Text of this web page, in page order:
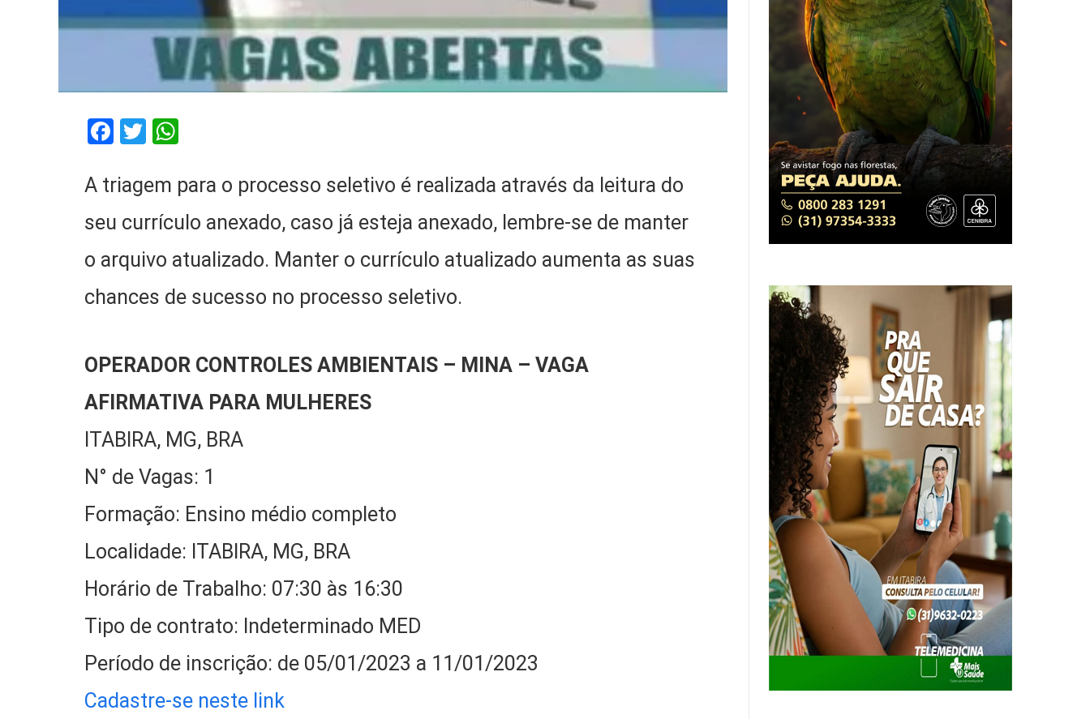
Facebook
Twitter
A triagem para o processo seletivo é realizada através da leitura do
seu currículo anexado, caso já esteja anexado, lembre-se de manter
o arquivo atualizado. Manter o currículo atualizado aumenta as suas
chances de sucesso no processo seletivo.
OPERADOR CONTROLES AMBIENTAIS – MINA – VAGA
AFIRMATIVA PARA MULHERES
ITABIRA, MG, BRA
N° de Vagas: 1
Formação: Ensino médio completo
Localidade: ITABIRA, MG, BRA
Horário de Trabalho: 07:30 às 16:30
Tipo de contrato: Indeterminado MED
Período de inscrição: de 05/01/2023 a 11/01/2023
Cadastre-se neste link